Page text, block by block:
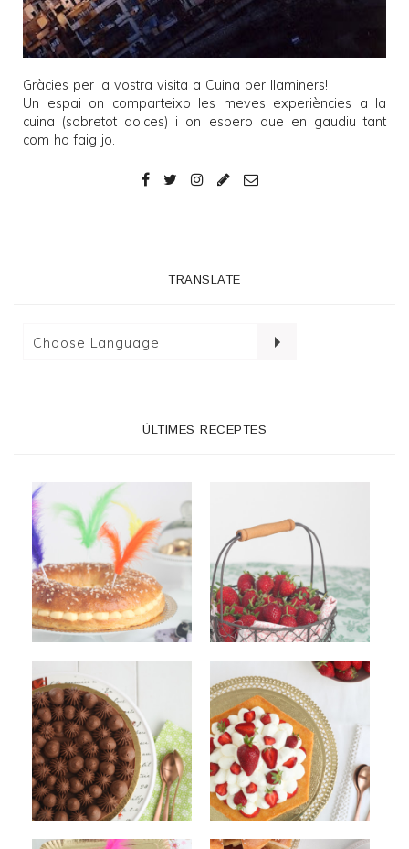
Gràcies per la vostra visita a Cuina per llaminers!
Un espai on comparteixo les meves experiències a la
cuina (sobretot dolces) i on espero que en gaudiu tant
com ho faig jo.
TRANSLATE
ÚLTIMES RECEPTES